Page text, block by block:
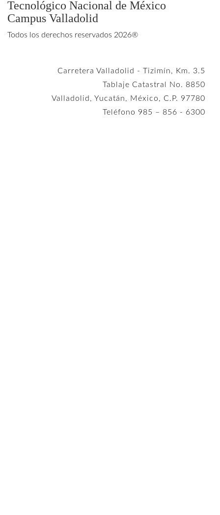
Tecnológico Nacional de México
Campus Valladolid
Todos los derechos reservados 2026®
Carretera Valladolid - Tizimín, Km. 3.5
Tablaje Catastral No. 8850
Valladolid, Yucatán, México, C.P. 97780
Teléfono 985 – 856 - 6300